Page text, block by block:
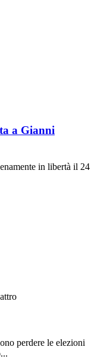
a Gianni
in libertà il 24
perdere le elezioni